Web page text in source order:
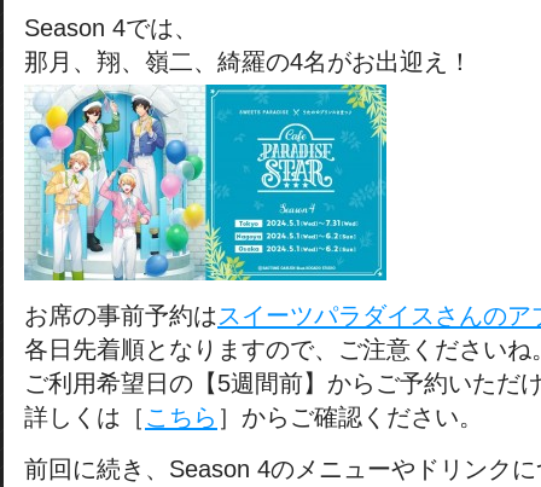
Season 4では、
那月、翔、嶺二、綺羅の4名がお出迎え！
お席の事前予約は スイーツパラダイスさんのア
各日先着順となりますので、ご注意くださいね
ご利用希望日の【5週間前】からご予約いただ
詳しくは［ こちら ］からご確認ください。
前回に続き、Season 4のメニューやドリンク